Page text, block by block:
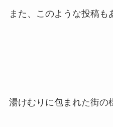
また、このような投稿も
湯けむりに包まれた街の